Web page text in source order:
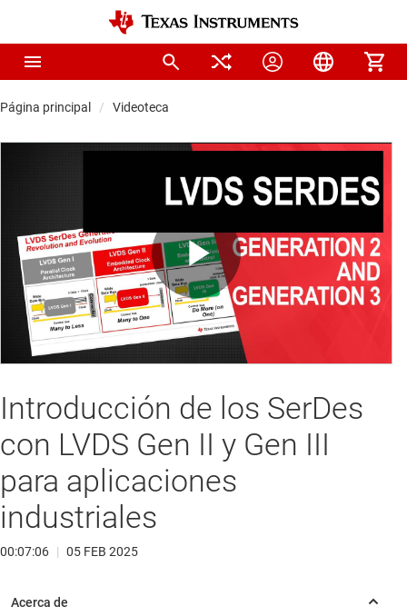
Página principal Videoteca
Play
Video
Introducción de los SerDes
con LVDS Gen II y Gen III
para aplicaciones
industriales
00:07:06 | 05 FEB 2025